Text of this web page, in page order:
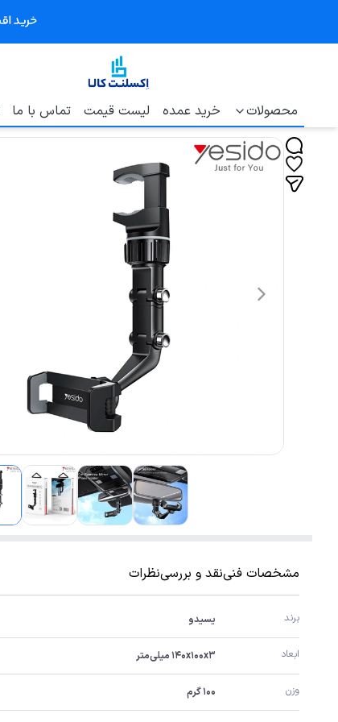
محصولات خرید عمده لیست قیمت تماس با ما
مشخصات فنینقد و بررسینظرات
برند یسیدو
ابعاد ۱۴۰x۱۰۰x۳ میلی‌متر
وزن ۱۰۰ گرم